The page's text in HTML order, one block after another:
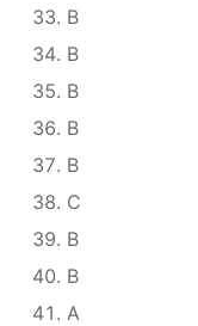
B
B
B
B
B
C
B
B
A